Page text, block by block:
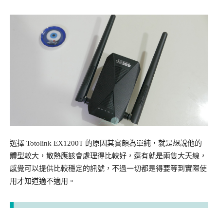
選擇 Totolink EX1200T 的原因其實頗為單純，就是想說他的
體型較大，散熱應該會處理得比較好，還有就是兩隻大天線，
感覺可以提供比較穩定的訊號，不過一切都是得要等到實際使
用才知道適不適用。